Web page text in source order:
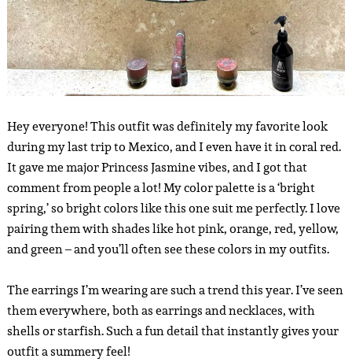
Hey everyone! This outfit was definitely my favorite look
during my last trip to Mexico, and I even have it in coral red.
It gave me major Princess Jasmine vibes, and I got that
comment from people a lot! My color palette is a ‘bright
spring,’ so bright colors like this one suit me perfectly. I love
pairing them with shades like hot pink, orange, red, yellow,
and green – and you’ll often see these colors in my outfits.
The earrings I’m wearing are such a trend this year. I’ve seen
them everywhere, both as earrings and necklaces, with
shells or starfish. Such a fun detail that instantly gives your
outfit a summery feel!